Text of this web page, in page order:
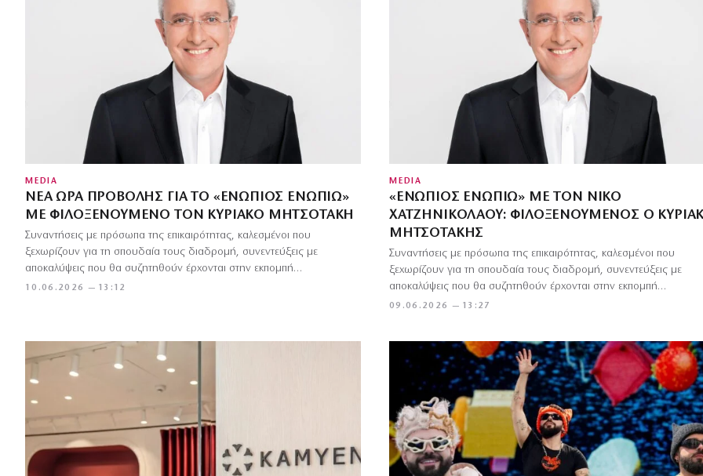
MEDIA
ΝΈΑ ΏΡΑ ΠΡΟΒΟΛΉΣ ΓΙΑ ΤΟ «ΕΝΏΠΙΟΣ ΕΝΩΠΊΩ»
ΜΕ ΦΙΛΟΞΕΝΟΎΜΕΝΟ ΤΟΝ ΚΥΡΙΆΚΟ ΜΗΤΣΟΤΆΚΗ
10.06.2026 — 13:12
Συναντήσεις με πρόσωπα της επικαιρότητας, καλεσμένοι που
ξεχωρίζουν για τη σπουδαία τους διαδρομή, συνεντεύξεις με
αποκαλύψεις που θα συζητηθούν έρχονται στην εκπομπή…
MEDIA
«ΕΝΏΠΙΟΣ ΕΝΩΠΊΩ» ΜΕ ΤΟΝ ΝΊΚΟ
ΧΑΤΖΗΝΙΚΟΛΆΟΥ: ΦΙΛΟΞΕΝΟΎΜΕΝΟΣ Ο
ΜΗΤΣΟΤΆΚΗΣ
09.06.2026 — 13:27
Συναντήσεις με πρόσωπα της επικαιρότητας, καλεσμένοι που
ξεχωρίζουν για τη σπουδαία τους διαδρομή, συνεντεύξεις με
αποκαλύψεις που θα συζητηθούν έρχονται στην εκπομπή…